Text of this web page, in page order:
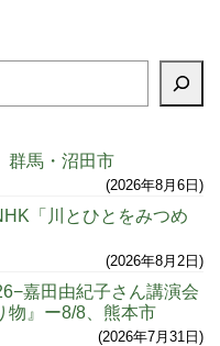
馬・沼田市
2026年8月6日
「川とひとをみつめ
2026年8月2日
嘉田由紀子さん講演会
物』ー8/8、熊本市
2026年7月31日